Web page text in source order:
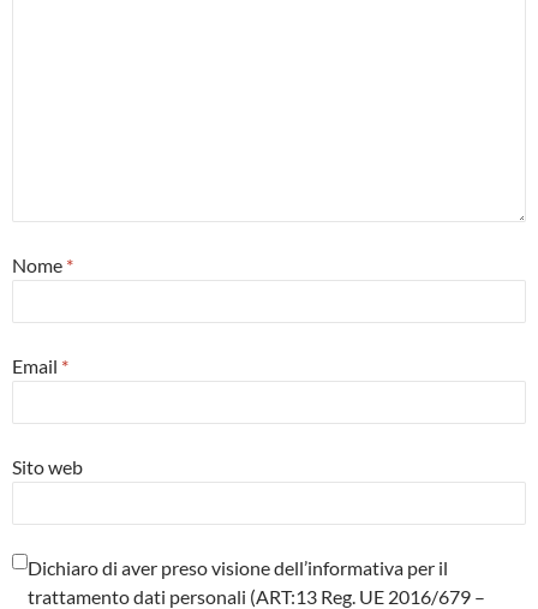
Nome *
Email *
Sito web
Dichiaro di aver preso visione dell’informativa per il
trattamento dati personali (ART:13 Reg. UE 2016/679 –